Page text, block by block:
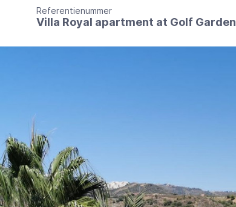
Referentienummer
Villa Royal apartment at Golf